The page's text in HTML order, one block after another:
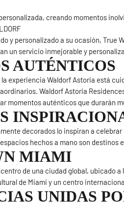
creando momentos
y personalizado a su ocasión, True
un servicio inmejorable y
AUTÉNTICOS
experiencia Waldorf Astoria está
Waldorf Astoria
momentos auténticos que durarán
decorados lo inspiran a
hechos a mano son destinos
MIAMI
de una ciudad global, ubicado
de Miami y un centro
UNIDAS